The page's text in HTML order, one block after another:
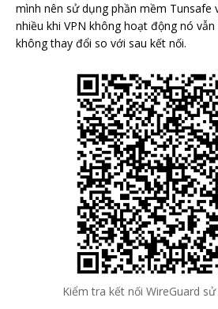
mình nên sử dụng phần mềm Tunsafe
nhiều khi VPN không hoạt động nó
không thay đổi so với sau kết nối.
Kiểm tra kết nối WireGuard